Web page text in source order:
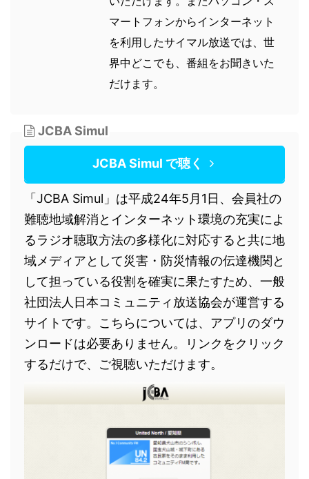
マートフォンからインターネット
を利用したサイマル放送では、世
界中どこでも、番組をお聞きいた
だけます。
JCBA Simul
JCBA Simul で聴く
「JCBA Simul」は平成24年5月1日、会員社の
難聴地域解消とインターネット環境の充実によ
るラジオ聴取方法の多様化に対応すると共に地
域メディアとして災害・防災情報の伝達機関と
して担っている役割を確実に果たすため、一般
社団法人日本コミュニティ放送協会が運営する
サイトです。こちらについては、アプリのダウ
ンロードは必要ありません。リンクをクリック
するだけで、ご視聴いただけます。